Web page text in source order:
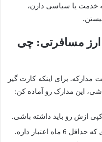
خدمت یا سیاسی دارن،
ارز مسافرتی: چی
مدارکه. برای اینکه کارت گیر
این مدارک رو آماده کن:
ازش رو باید داشته باشی.
اعتبار داره.